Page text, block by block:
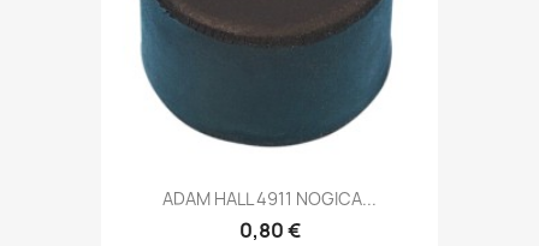
ADAM HALL 4911 NOGICA...
0,80 €